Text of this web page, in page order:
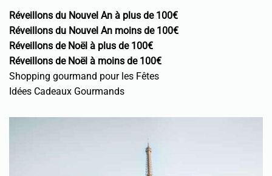
Réveillons du Nouvel An à plus de 100€
Réveillons du Nouvel An moins de 100€
Réveillons de Noël à plus de 100€
Réveillons de Noël à moins de 100€
Shopping gourmand pour les Fêtes
Idées Cadeaux Gourmands